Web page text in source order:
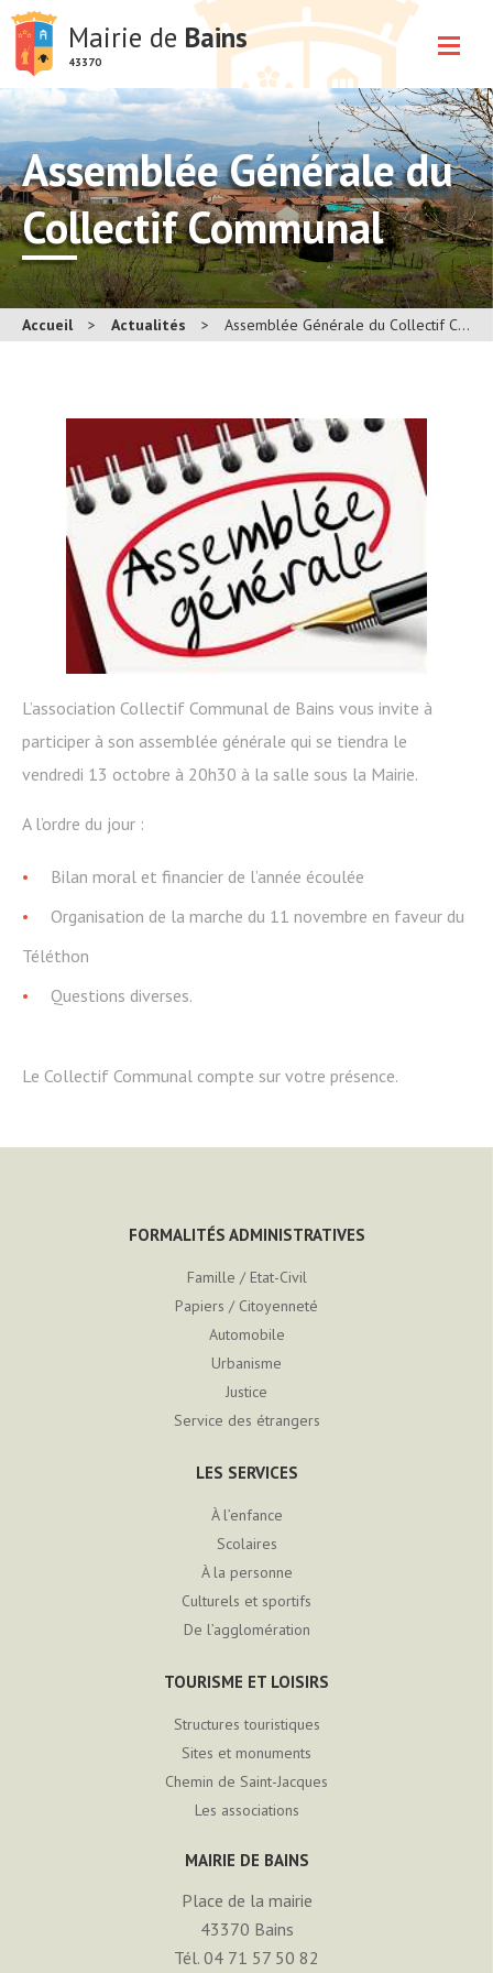
Mairie de Bains
43370
Assemblée Générale du
Collectif Communal
Accueil > Actualités > Assemblée Générale du Collectif Communal
L’association Collectif Communal de Bains vous invite à
participer à son assemblée générale qui se tiendra le
vendredi 13 octobre à 20h30 à la salle sous la Mairie.
A l’ordre du jour :
Bilan moral et financier de l’année écoulée
Organisation de la marche du 11 novembre en faveur du
Téléthon
Questions diverses.
Le Collectif Communal compte sur votre présence.
FORMALITÉS ADMINISTRATIVES
Famille / Etat-Civil
Papiers / Citoyenneté
Automobile
Urbanisme
Justice
Service des étrangers
LES SERVICES
À l’enfance
Scolaires
À la personne
Culturels et sportifs
De l’agglomération
TOURISME ET LOISIRS
Structures touristiques
Sites et monuments
Chemin de Saint-Jacques
Les associations
MAIRIE DE BAINS
Place de la mairie
43370 Bains
Tél. 04 71 57 50 82